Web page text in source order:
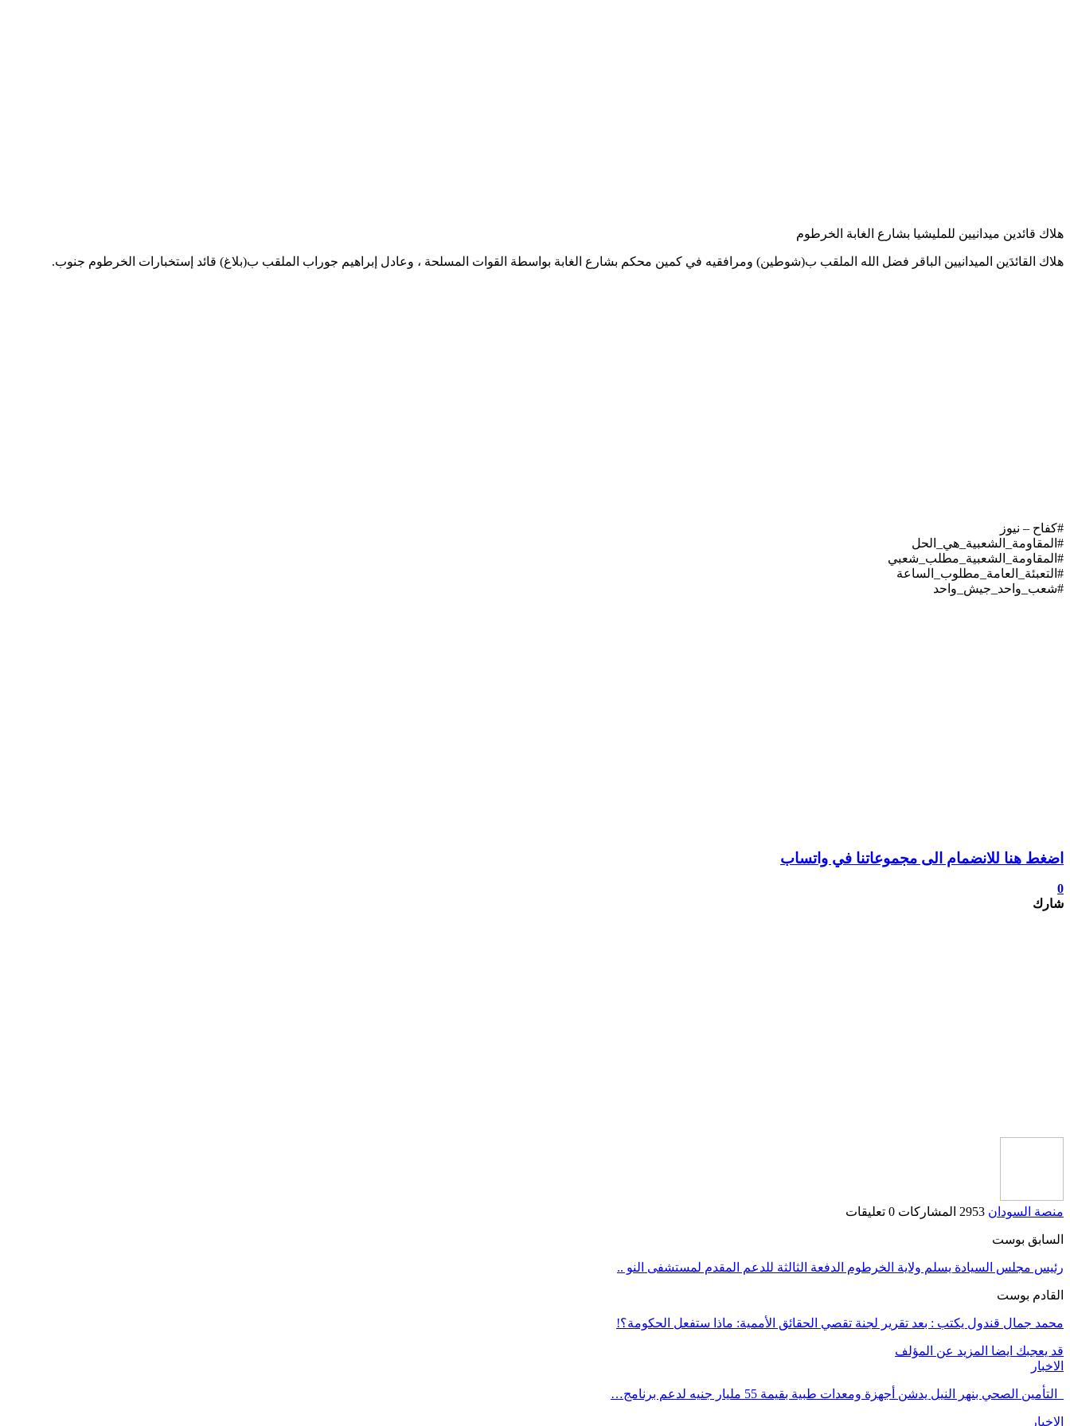
هلاك قائدين ميدانيين للمليشيا بشارع الغابة الخرطوم
هلاك القائدَين الميدانيين الباقر فضل الله الملقب ب(شوطين) ومرافقيه في كمين محكم بشارع الغابة بواسطة القوات المسلحة ، وعادل إبراهيم جوراب الملقب ب(بلاغ) قائد إستخبارات الخرطوم جنوب.
#كفاح – نيوز
#المقاومة_الشعبية_هي_الحل
#المقاومة_الشعبية_مطلب_شعبي
#التعبئة_العامة_مطلوب_الساعة
#شعب_واحد_جيش_واحد
اضغط هنا للانضمام الى مجموعاتنا في واتساب
0
شارك
منصة السودان 2953 المشاركات 0 تعليقات
السابق بوست
رئيس مجلس السيادة يسلم ولاية الخرطوم الدفعة الثالثة للدعم المقدم لمستشفى النو ..
القادم بوست
محمد جمال قندول يكتب : بعد تقرير لجنة تقصي الحقائق الأممية: ماذا ستفعل الحكومة؟!
قد يعجبك ايضا المزيد عن المؤلف
الاخبار
_التأمين الصحي بنهر النيل يدشن أجهزة ومعدات طبية بقيمة 55 مليار جنيه لدعم برنامج…
الاخبار